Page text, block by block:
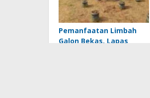
Pemanfaatan Limbah
Galon Bekas, Lapas